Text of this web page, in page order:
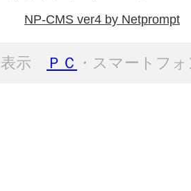
NP-CMS ver4 by Netprompt
表示 ＰＣ ・スマートフ